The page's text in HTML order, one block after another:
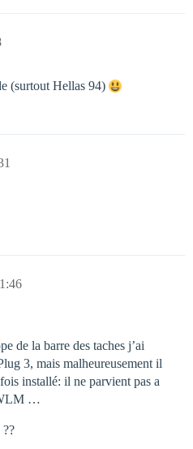
(surtout Hellas 94)
de la barre des taches j’ai
3, mais malheureusement il
installé: il ne parvient pas a
…